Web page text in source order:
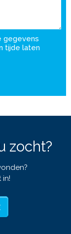
gegevens
tijde laten
zocht?
in!